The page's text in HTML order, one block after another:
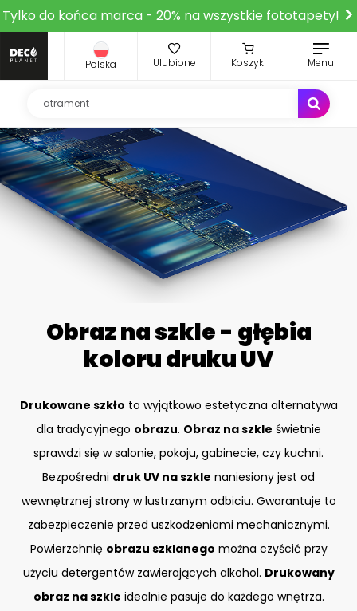
Tylko do końca marca - 20% na wszystkie fototapety!
Polska Ulubione Koszyk Menu
Obraz na szkle - głębia
koloru druku UV
Drukowane szkło to wyjątkowo estetyczna alternatywa
dla tradycyjnego obrazu. Obraz na szkle świetnie
sprawdzi się w salonie, pokoju, gabinecie, czy kuchni.
Bezpośredni druk UV na szkle naniesiony jest od
wewnętrznej strony w lustrzanym odbiciu. Gwarantuje to
zabezpieczenie przed uszkodzeniami mechanicznymi.
Powierzchnię obrazu szklanego można czyścić przy
użyciu detergentów zawierających alkohol. Drukowany
obraz na szkle idealnie pasuje do każdego wnętrza.